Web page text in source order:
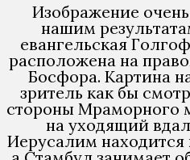
Изображение
нашим
евангельская
расположена на
Босфора. Картина
зритель как бы
стороны Мраморного
на уходящий
Иерусалим находится